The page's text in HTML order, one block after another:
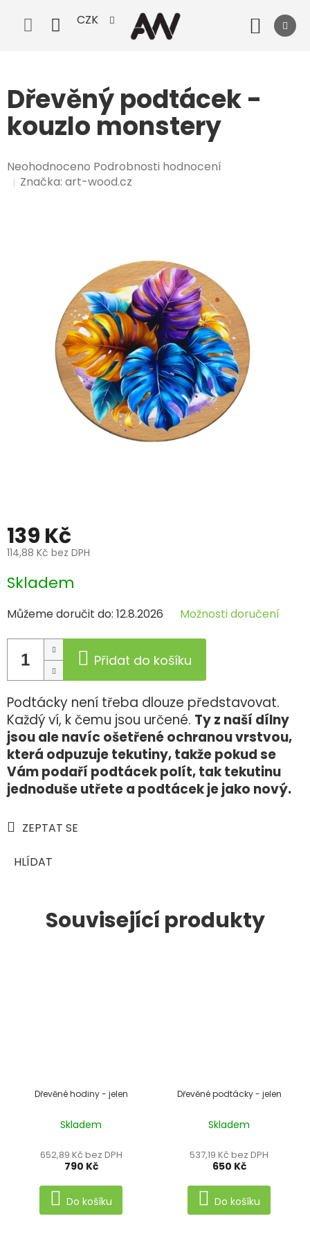
obsah
CZK
Dřevěný podtácek -
kouzlo monstery
Průměrné
hodnocení
Neohodnoceno Podrobnosti hodnocení
Značka:art-wood.cz
139 Kč
114,88 Kč bez DPH
Měrná
cena:
Skladem
Můžeme doručit do: 12.8.2026 Možnosti doručení
Přidat do košíku
Podtácky není třeba dlouze představovat.
Každý ví, k čemu jsou určené. Ty z naší dílny
jsou ale navíc ošetřené ochranou vrstvou,
která odpuzuje tekutiny, takže pokud se
Vám podaří podtácek polít, tak tekutinu
jednoduše utřete a podtácek je jako nový.
ZEPTAT SE
HLÍDAT
Související produkty
Dřevěné hodiny - jelen
Skladem
652,89 Kč bez DPH
790 Kč
Do košíku
Dřevěné podtácky - jelen
Skladem
537,19 Kč bez DPH
650 Kč
Do košíku